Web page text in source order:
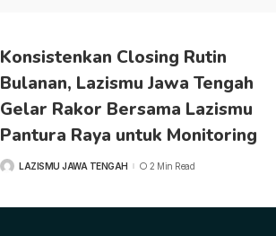
Konsistenkan Closing Rutin
Bulanan, Lazismu Jawa Tengah
Gelar Rakor Bersama Lazismu
Pantura Raya untuk Monitoring
LAZISMU JAWA TENGAH 2 Min Read